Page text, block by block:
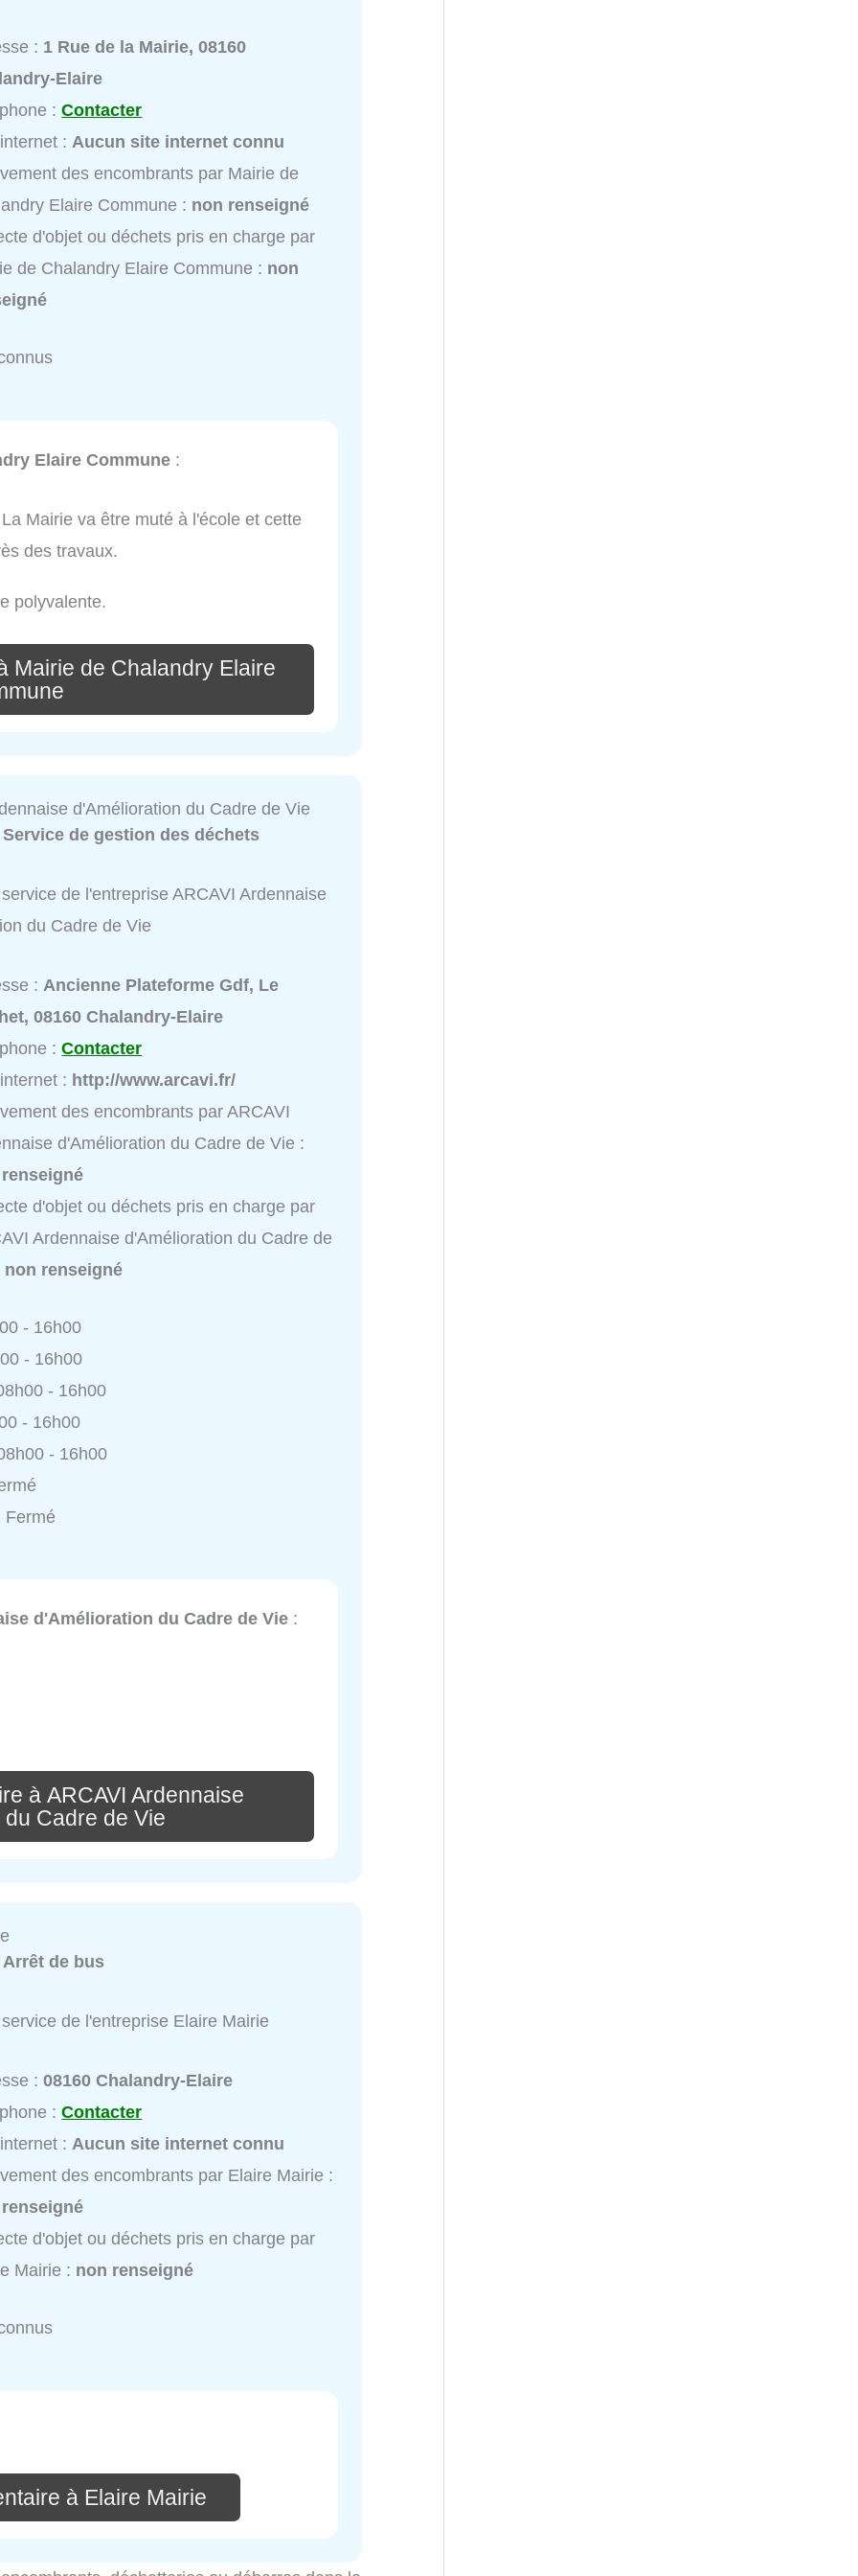
: 1 Rue de la Mairie, 08160
Elaire
:Contacter
:Aucun site internet connu
des encombrants par Mairie de
Elaire Commune : non renseigné
d'objet ou déchets pris en charge par
de Chalandry Elaire Commune : non
Elaire Commune :
Mairie va être muté à l'école et cette
des travaux.
polyvalente.
Mairie de Chalandry Elaire
d'Amélioration du Cadre de Vie
Service de gestion des déchets
de l'entreprise ARCAVI Ardennaise
du Cadre de Vie
: Ancienne Plateforme Gdf, Le
08160 Chalandry-Elaire
:Contacter
: http://www.arcavi.fr/
des encombrants par ARCAVI
d'Amélioration du Cadre de Vie :
d'objet ou déchets pris en charge par
Ardennaise d'Amélioration du Cadre de
non renseigné
- 16h00
- 16h00
- 16h00
- 16h00
- 16h00
Fermé
d'Amélioration du Cadre de Vie :
à ARCAVI Ardennaise
Cadre de Vie
Arrêt de bus
de l'entreprise Elaire Mairie
:08160 Chalandry-Elaire
:Contacter
: Aucun site internet connu
des encombrants par Elaire Mairie :
d'objet ou déchets pris en charge par
Mairie : non renseigné
à Elaire Mairie